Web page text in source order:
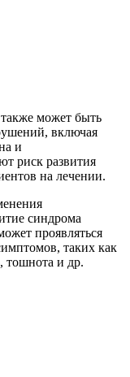
может быть
включая
и
риск развития
на лечении.
синдрома
проявляться
таких как
тошнота и др.